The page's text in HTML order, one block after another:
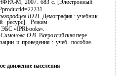
М, 2007. 683 с. [Электронный
Ю.Н. Демография : учебник.
ресурс]. Режим
ЭБС «IPRbooks».
Симонова О.В. Всероссийская пере-
и проведения : учеб. пособие.
движение населения